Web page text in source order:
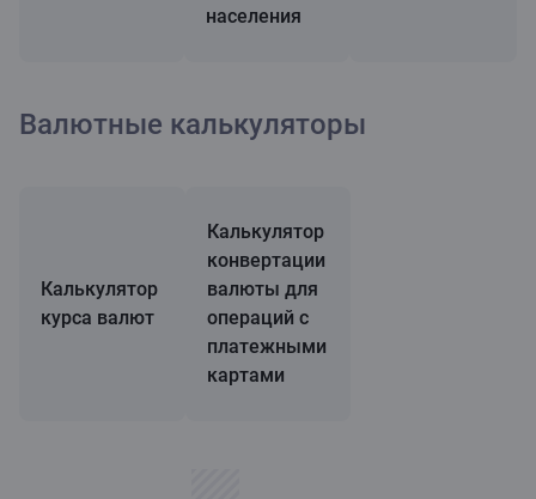
населения
Валютные калькуляторы
Калькулятор
курса валют
Калькулятор
конвертации
валюты для
операций с
платежными
картами